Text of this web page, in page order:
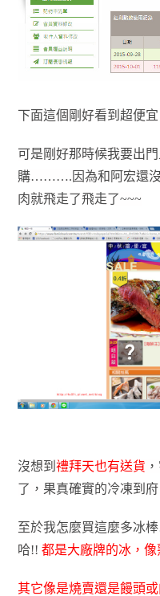
下面這個剛好看到超便
可是剛好那時候我要出
購……….因為和阿宏還沒
肉就飛走了飛走了~~~
沒想到禮拜天也有送貨
了，果真確實的冷凍到
至於我怎麼買這麼多冰
哈!! 都是大廠牌的冰，
其它像是燒賣還是饅頭